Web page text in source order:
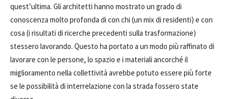
quest’ultima. Gli architetti hanno mostrato un grado di
conoscenza molto profonda di con chi (un mix di residenti) e con
cosa (i risultati di ricerche precedenti sulla trasformazione)
stessero lavorando. Questo ha portato a un modo più raffinato di
lavorare con le persone, lo spazio e i materiali ancorché il
miglioramento nella collettività avrebbe potuto essere più forte
se le possibilità di interrelazione con la strada fossero state